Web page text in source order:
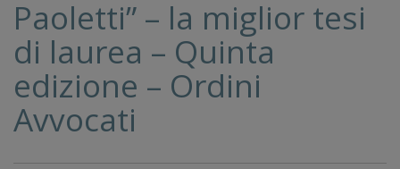
Paoletti” – la miglior tesi
di laurea – Quinta
edizione – Ordini
Avvocati